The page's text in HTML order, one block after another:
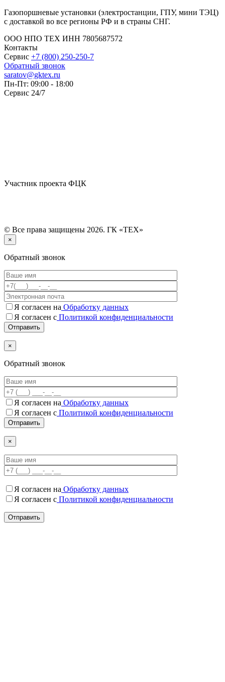
Газопоршневые установки (электростанции, ГПУ, мини ТЭЦ)
с доставкой во все регионы РФ и в страны СНГ.
ООО НПО ТЕХ ИНН 7805687572
Контакты
Сервис +7 (800) 250-250-7
Обратный звонок
saratov@gktex.ru
Пн-Пт: 09:00 - 18:00
Сервис 24/7
Участник проекта ФЦК
© Все права защищены 2026. ГК «ТЕХ»
×
Обратный звонок
Я согласен на Обработку данных
Я согласен с Политикой конфиденциальности
×
Обратный звонок
Я согласен на Обработку данных
Я согласен c Политикой конфиденциальности
×
Я согласен на Обработку данных
Я согласен c Политикой конфиденциальности